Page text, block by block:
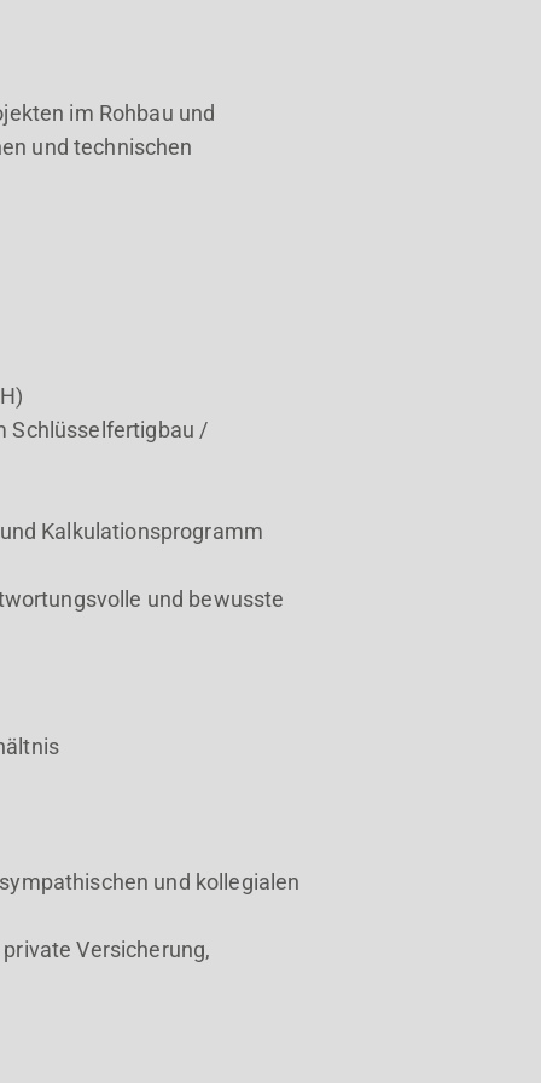
im Rohbau und
und technischen
Schlüsselfertigbau /
Kalkulationsprogramm
und bewusste
und kollegialen
Versicherung,